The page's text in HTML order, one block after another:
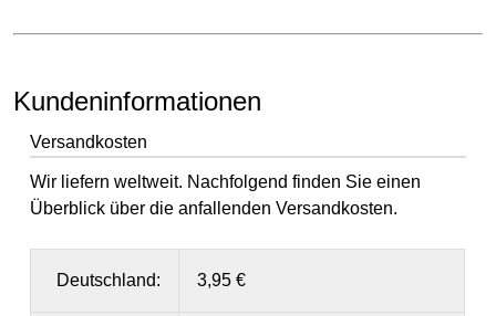
Kundeninformationen
Versandkosten
Wir liefern weltweit. Nachfolgend finden Sie einen
Überblick über die anfallenden Versandkosten.
Deutschland: 3,95 €